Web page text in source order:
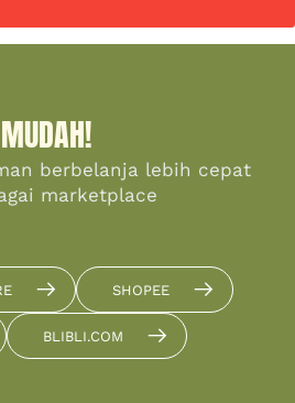
berbelanja lebih cepat
marketplace
SHOPEE
BLIBLI.COM